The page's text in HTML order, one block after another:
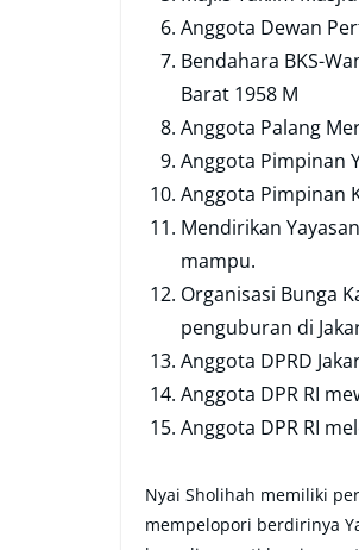
Anggota Dewan
Bendahara BKS-
Barat 1958 M
Anggota Palang
Anggota Pimpinan
Anggota Pimpinan
Mendirikan
mampu.
Organisasi Bunga
penguburan di
Anggota DPRD
Anggota DPR RI
Anggota DPR RI
Nyai Sholihah memiliki
mempelopori berdirinya